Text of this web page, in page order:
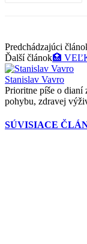
Predchádzajúci
Ďalší článok🏥
Stanislav Vavro
Prioritne píše o dianí
pohybu, zdravej
SÚVISIACE